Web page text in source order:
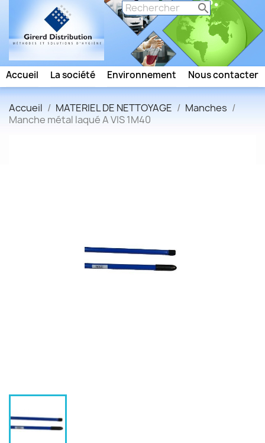

Accueil La société Environnement Nous contacter
Accueil MATERIEL DE NETTOYAGE
Manches
Manche métal laqué A VIS 1M40